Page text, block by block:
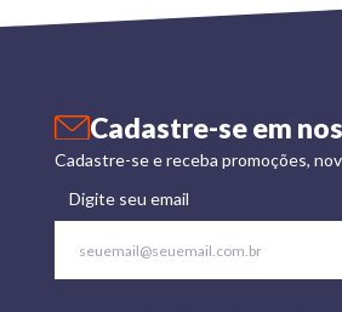
Cadastre-se em
Cadastre-se e receba promoções,
Digite seu email